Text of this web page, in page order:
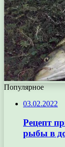
Популярное
03.02.2022
Рецепт
рыбы в